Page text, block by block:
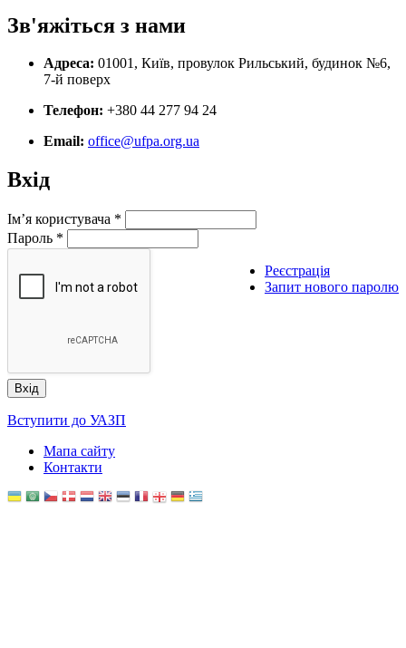
Зв'яжіться з нами
Адреса: 01001, Київ, провулок Рильський, будинок №6,
7-й поверх
Телефон: +380 44 277 94 24
Email: office@ufpa.org.ua
Вхід
Ім’я користувача *
Пароль *
Реєстрація
Запит нового паролю
Вступити до УАЗП
Мапа сайту
Контакти